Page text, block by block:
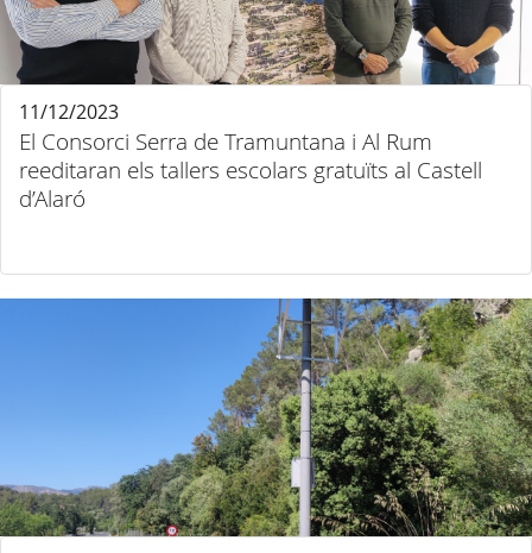
El Consorci Serra de Tramuntana i Al Rum
reeditaran els tallers escolars gratuïts al Castell
d’Alaró
11/12/2023